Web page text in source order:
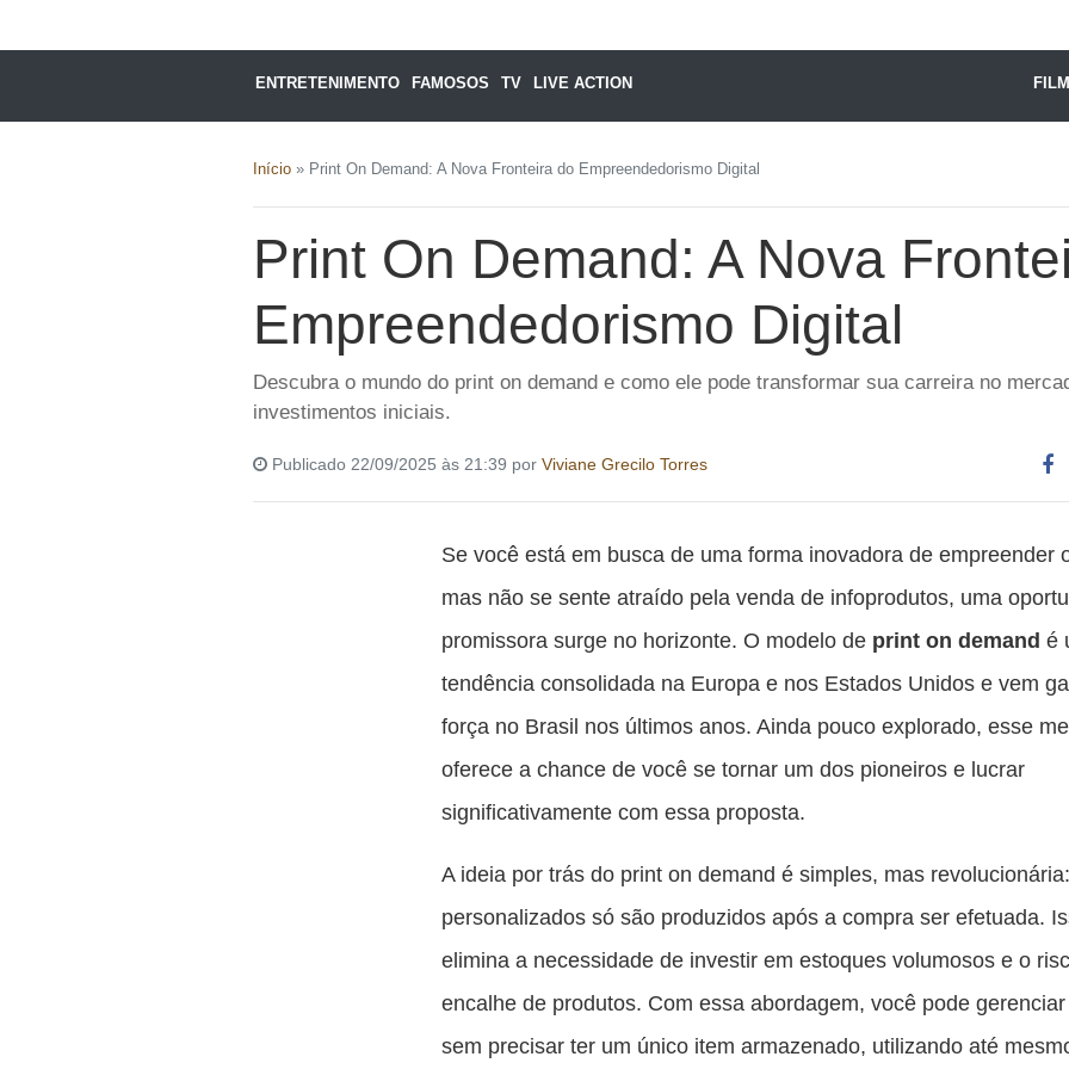
ENTRETENIMENTO FAMOSOS TV LIVE ACTION
Início » Print On Demand: A Nova Fronteira do Empreendedorismo Digital
Print On Demand: A Nova
Empreendedorismo Digital
Descubra o mundo do print on demand e como ele pode transformar sua carreira no
investimentos iniciais.
Publicado 22/09/2025 às 21:39 por Viviane Grecilo Torres
Se você está em busca de uma forma inovadora de empreender
mas não se sente atraído pela venda de infoprodutos, uma
promissora surge no horizonte. O modelo de print on demand é
tendência consolidada na Europa e nos Estados Unidos e vem
força no Brasil nos últimos anos. Ainda pouco explorado, esse
oferece a chance de você se tornar um dos pioneiros e lucrar
significativamente com essa proposta.
A ideia por trás do print on demand é simples, mas
personalizados só são produzidos após a compra ser efetuada.
elimina a necessidade de investir em estoques volumosos e o
encalhe de produtos. Com essa abordagem, você pode
sem precisar ter um único item armazenado, utilizando até